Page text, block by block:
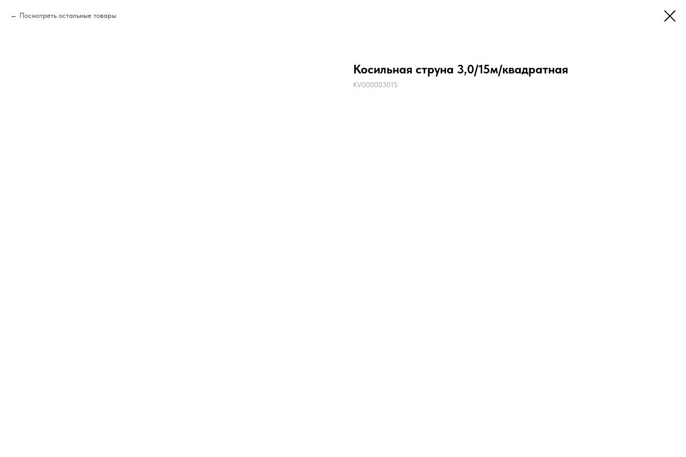
Посмотреть остальные товары
Косильная струна 3,0/15м/квадратная
KV000003015